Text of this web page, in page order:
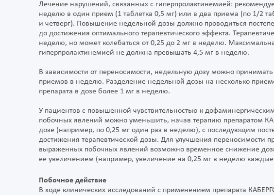
Лечение нарушений, связанных с гиперпролактинемией:
неделю в один прием (1 таблетка 0,5 мг) или в два приема (по 1/2
и четверг). Повышение недельной дозы должно проводиться
до достижения оптимального терапевтического эффекта.
неделю, но может колебаться от 0,25 до 2 мг в неделю.
гиперпролактинемией не должна превышать 4,5 мг в неделю.
В зависимости от переносимости, недельную дозу можно
приемов в неделю. Разделение недельной дозы на несколько
препарата в дозе более 1 мг в неделю.
У пациентов с повышенной чувствительностью к
побочных явлений можно уменьшить, начав терапию препаратом
дозе (например, по 0,25 мг один раз в неделю), с последующим
достижения терапевтической дозы. Для улучшения переносимости
выраженных побочных явлений возможно временное снижение
ее увеличением (например, увеличение на 0,25 мг в неделю
Побочное действие
В ходе клинических исследований с применением препарата